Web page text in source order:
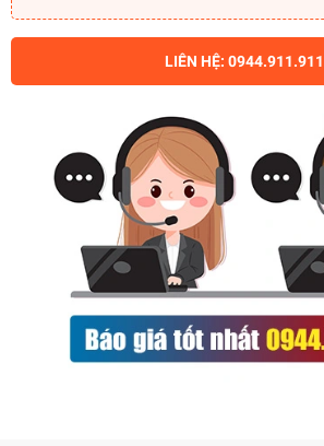
LIÊN HỆ: 0944.911.911